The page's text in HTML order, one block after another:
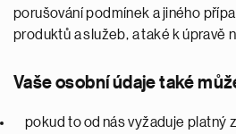
porušování podmínek a jiného
produktů a služeb, a také k úpravě
Vaše osobní údaje také
pokud to od nás vyžaduje platný